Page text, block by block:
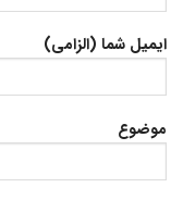
ایمیل شما (الزامی)
موضوع